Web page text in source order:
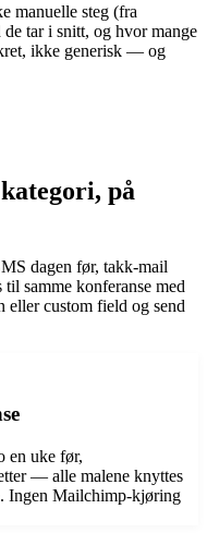
manuelle steg (fra
tar i snitt, og hvor mange
ikke generisk — og
på
dagen før, takk-mail
samme konferanse med
eller custom field og send
en uke før,
— alle malene knyttes
Ingen Mailchimp-kjøring